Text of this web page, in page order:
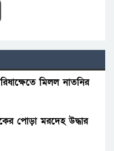
মিলল নাতনির
পোড়া মরদেহ উদ্ধার